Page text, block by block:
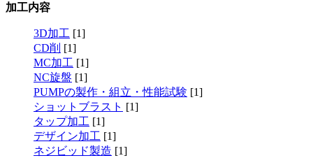
加工内容
3D加工 [1]
CD削 [1]
MC加工 [1]
NC旋盤 [1]
PUMPの製作・組立・性能試験 [1]
ショットブラスト [1]
タップ加工 [1]
デザイン加工 [1]
ネジビッド製造 [1]